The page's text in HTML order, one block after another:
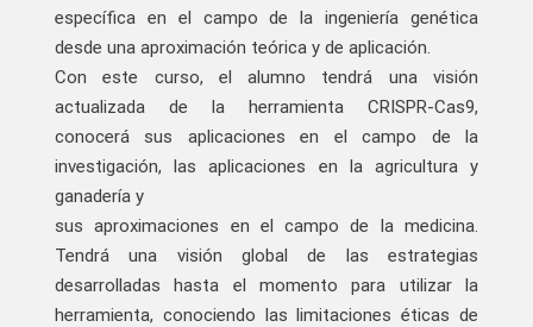
específica en el campo de la ingeniería genética
desde una aproximación teórica y de aplicación.
Con este curso, el alumno tendrá una visión
actualizada de la herramienta CRISPR-Cas9,
conocerá sus aplicaciones en el campo de la
investigación, las aplicaciones en la agricultura y
ganadería y
sus aproximaciones en el campo de la medicina.
Tendrá una visión global de las estrategias
desarrolladas hasta el momento para utilizar la
herramienta, conociendo las limitaciones éticas de